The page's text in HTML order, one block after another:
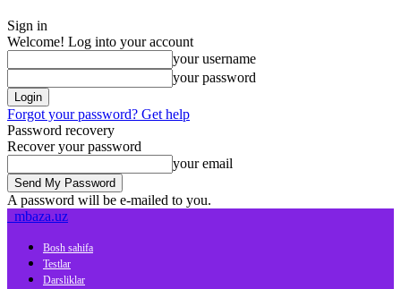
Sign in
Welcome! Log into your account
your username
your password
Forgot your password? Get help
Password recovery
Recover your password
your email
A password will be e-mailed to you.
mbaza.uz
Bosh sahifa
Testlar
Darsliklar